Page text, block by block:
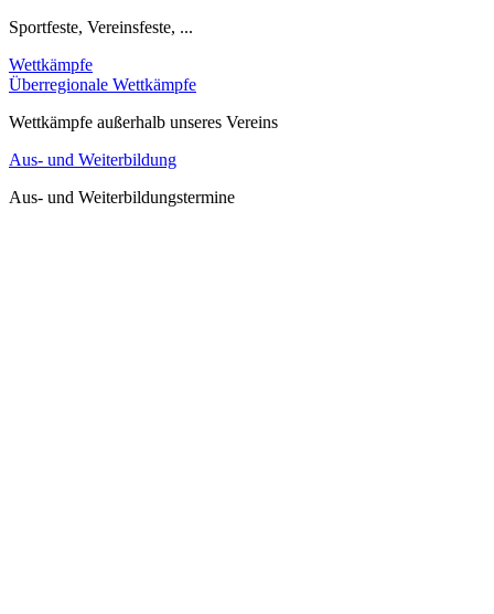
Sportfeste, Vereinsfeste, ...
Wettkämpfe
Überregionale Wettkämpfe
Wettkämpfe außerhalb unseres Vereins
Aus- und Weiterbildung
Aus- und Weiterbildungstermine